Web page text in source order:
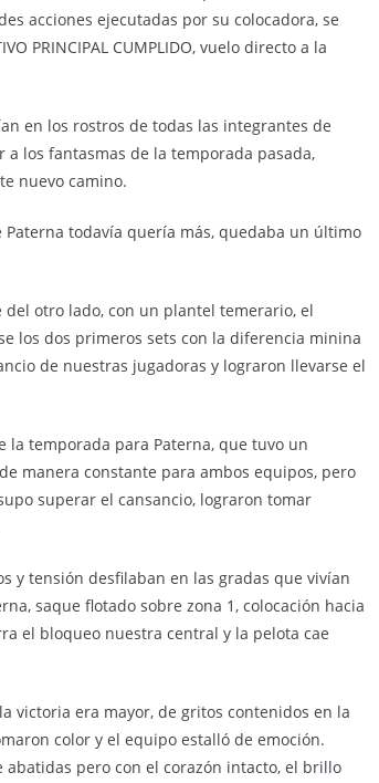
acciones ejecutadas por su colocadora, se
PRINCIPAL CUMPLIDO, vuelo directo a la
en los rostros de todas las integrantes de
los fantasmas de la temporada pasada,
nuevo camino.
todavía quería más, quedaba un último
otro lado, con un plantel temerario, el
los dos primeros sets con la diferencia minina
de nuestras jugadoras y lograron llevarse el
temporada para Paterna, que tuvo un
manera constante para ambos equipos, pero
superar el cansancio, lograron tomar
y tensión desfilaban en las gradas que vivían
saque flotado sobre zona 1, colocación hacia
el bloqueo nuestra central y la pelota cae
victoria era mayor, de gritos contenidos en la
color y el equipo estalló de emoción.
pero con el corazón intacto, el brillo